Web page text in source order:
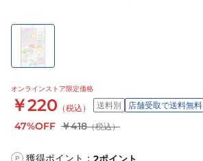
オンラインストア限定価格
￥220 （税込） 送料別 店舗受取で送料無料
47%OFF ￥418（税込）
P 獲得ポイント：